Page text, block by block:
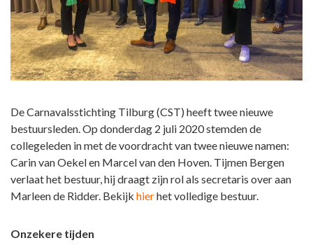
De Carnavalsstichting Tilburg (CST) heeft twee nieuwe
bestuursleden. Op donderdag 2 juli 2020 stemden de
collegeleden in met de voordracht van twee nieuwe namen:
Carin van Oekel en Marcel van den Hoven. Tijmen Bergen
verlaat het bestuur, hij draagt zijn rol als secretaris over aan
Marleen de Ridder. Bekijk hierhet volledige bestuur.
Onzekere tijden